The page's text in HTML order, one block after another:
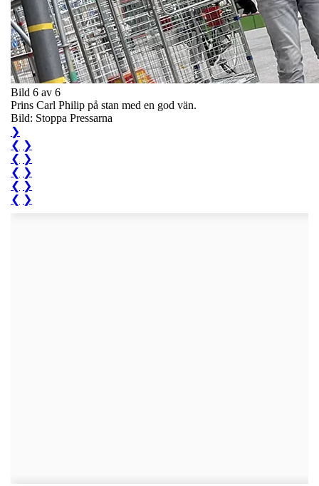
Bild 6 av 6
Prins Carl Philip på stan med en god vän.
Bild: Stoppa Pressarna
❯
❮ ❯
❮ ❯
❮ ❯
❮ ❯
❮ ❯